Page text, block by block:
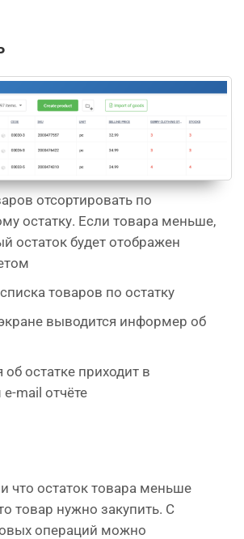
отсортировать по
остатку. Если товара меньше,
остаток будет отображен
товаров по остатку
выводится информер об
остатке приходит в
mail отчёте
что остаток товара меньше
товар нужно закупить. С
операций можно